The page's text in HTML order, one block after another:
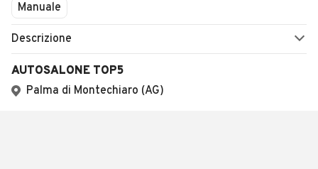
Manuale
Descrizione
AUTOSALONE TOP5
Palma di Montechiaro (AG)